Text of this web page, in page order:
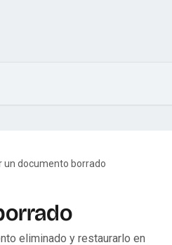
un documento borrado
eliminado y restaurarlo en